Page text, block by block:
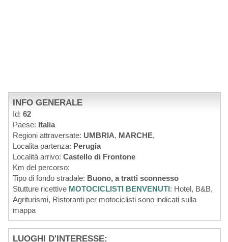
INFO GENERALE
Id: 62
Paese: Italia
Regioni attraversate: UMBRIA, MARCHE,
Localita partenza: Perugia
Località arrivo: Castello di Frontone
Km del percorso:
Tipo di fondo stradale: Buono, a tratti sconnesso
Stutture ricettive MOTOCICLISTI BENVENUTI: Hotel, B&B,
Agriturismi, Ristoranti per motociclisti sono indicati sulla
mappa
LUOGHI D'INTERESSE: